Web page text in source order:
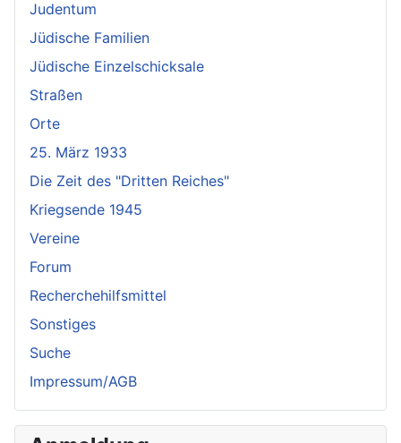
Judentum
Jüdische Familien
Jüdische Einzelschicksale
Straßen
Orte
25. März 1933
Die Zeit des "Dritten Reiches"
Kriegsende 1945
Vereine
Forum
Recherchehilfsmittel
Sonstiges
Suche
Impressum/AGB